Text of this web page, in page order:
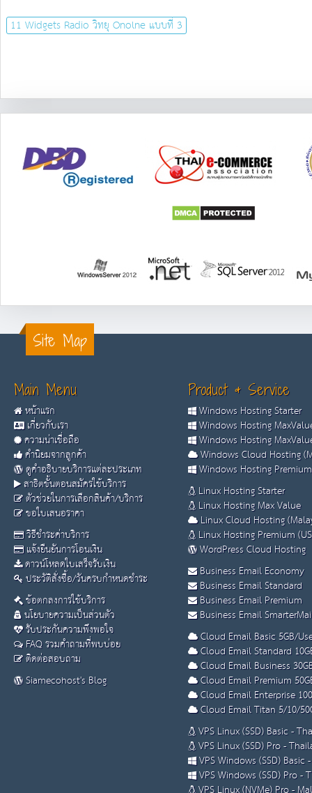
11 Widgets Radio วิทยุ Onolne แบบที่ 3
Site Map
Main Menu
หน้าแรก
เกี่ยวกับเรา
ความน่าเชื่อถือ
คำนิยมจากลูกค้า
ดูคำอธิบายบริการแต่ละประเภท
สาธิตขั้นตอนสมัครใช้บริการ
ตัวช่วยในการเลือกสินค้า/บริการ
ขอใบเสนอราคา
วิธีชำระค่าบริการ
แจ้งยืนยันการโอนเงิน
ดาวน์โหลดใบเสร็จรับเงิน
ประวัติสั่งซื้อ/วันครบกำหนดชำระ
ข้อตกลงการใช้บริการ
นโยบายความเป็นส่วนตัว
รับประกันความพึงพอใจ
FAQ รวมคำถามที่พบบ่อย
ติดต่อสอบถาม
Siamecohost's Blog
Product & Service
Windows Hosting Starter
Windows Hosting
Windows Hosting
Windows Cloud Hosting
Windows Hosting
Linux Hosting Starter
Linux Hosting Max Value
Linux Cloud Hosting
Linux Hosting Premium
WordPress Cloud Hosting
Business Email Economy
Business Email Standard
Business Email Premium
Business Email
Cloud Email Basic 5GB/
Cloud Email Standard
Cloud Email Business
Cloud Email Premium
Cloud Email Enterprise
Cloud Email Titan 5/10/
VPS Linux (SSD) Basic -
VPS Linux (SSD) Pro -
VPS Windows (SSD) Basic
VPS Windows (SSD) Pro -